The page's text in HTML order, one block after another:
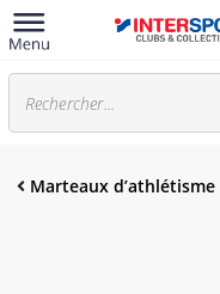
Marteaux d’athlétisme